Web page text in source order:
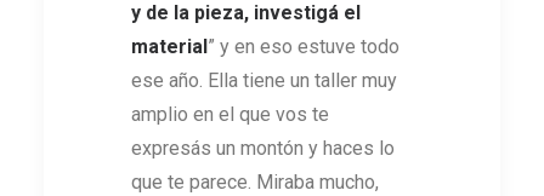
y de la pieza, investigá el
material” y en eso estuve todo
ese año. Ella tiene un taller muy
amplio en el que vos te
expresás un montón y haces lo
que te parece. Miraba mucho,